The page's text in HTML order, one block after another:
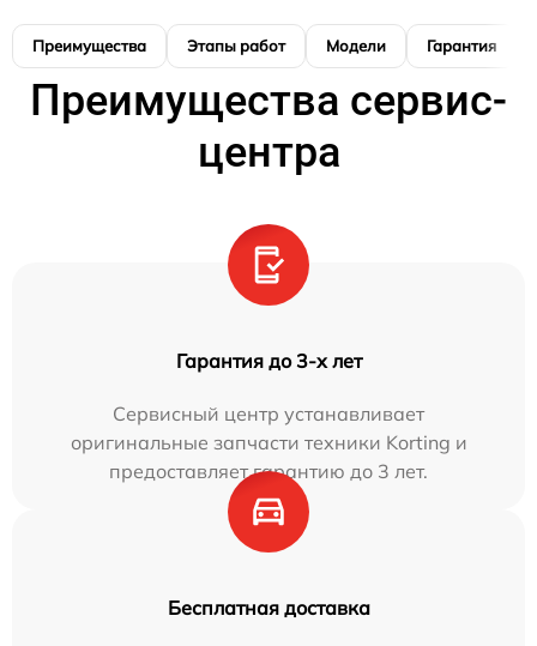
Преимущества Этапы работ Модели Гарантия
Преимущества сервис-
центра
Гарантия до 3-х лет
Сервисный центр устанавливает
оригинальные запчасти техники Korting и
предоставляет гарантию до 3 лет.
Бесплатная доставка